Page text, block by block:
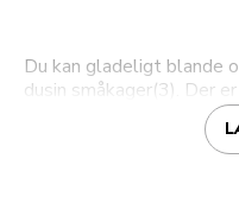
Du kan gladeligt blande
dusin småkager(3). Der